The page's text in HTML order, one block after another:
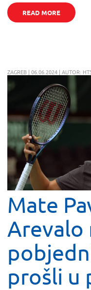
READ MORE
ZAGREB | 06.06.2024 | AUTOR:
Mate
Arevalo
prošli u